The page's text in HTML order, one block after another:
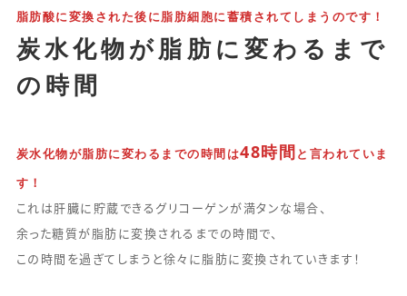
脂肪酸に変換された後に脂肪細胞に蓄積されてしまうのです！
炭水化物が脂肪に変わるまで
の時間
炭水化物が脂肪に変わるまでの時間は48時間と言われていま
す！
これは肝臓に貯蔵できるグリコーゲンが満タンな場合、
余った糖質が脂肪に変換されるまでの時間で、
この時間を過ぎてしまうと徐々に脂肪に変換されていきます！